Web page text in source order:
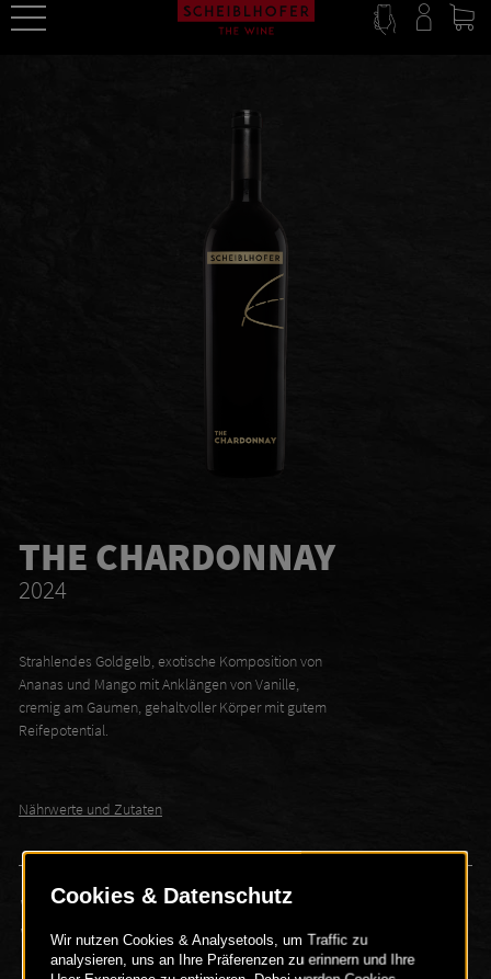
THE CHARDONNAY
2024
Strahlendes Goldgelb, exotische Komposition von
Ananas und Mango mit Anklängen von Vanille,
cremig am Gaumen, gehaltvoller Körper mit gutem
Reifepotential.
Nährwerte und Zutaten
WeintypWeißwein Barrique Alkoholgehalt
WeinsorteChardonnay Einheit 0.75 Liter